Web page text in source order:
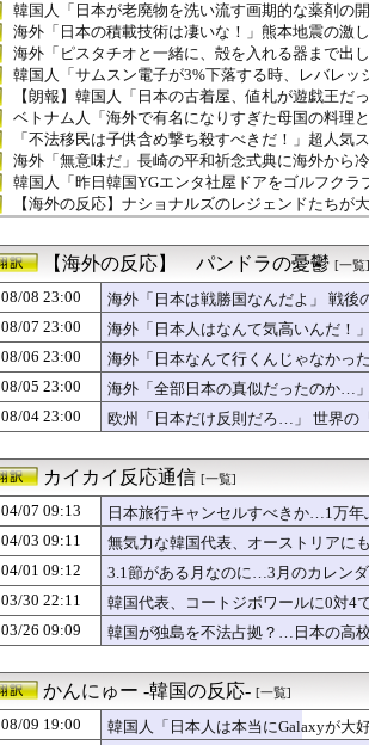
韓国人「日本が老廃物を洗い流す画期的な薬剤の
海外「日本の積載技術は凄いな！」熊本地震の激
海外「ピスタチオと一緒に、殻を入れる器まで出
韓国人「サムスン電子が3%下落する時、レバレ
【朗報】韓国人「日本の古着屋、値札が遊戯王だっ
ベトナム人「海外で有名になりすぎた母国の料理と
「不法移民は子供含め撃ち殺すべきだ！」超人気
海外「無意味だ」長崎の平和祈念式典に海外から
韓国人「昨日韓国YGエンタ社屋ドアをゴルフクラ
【海外の反応】ナショナルズのレジェンドたちが
アメリカの7月雇用者数が予想外の減少、労働市場
韓国人「日本人は本当にGalaxyが大好きなのに、
韓国人「またあの不正選挙？これは違う」→「選
村上宗隆の本塁打率にMLBファン騒然！←「ベー
【海外の反応】まさかの形でピッチクロック違反
韓国人「161キロを粉砕した…」村上宗隆が2試合
韓国人「一般的な日本人が考えていることがこ
韓国人「日本夏の甲子園で意外に今年から初めて
#韓国質問サイト 『なんで核を作るのにアメリカ
故チェ・ジンシルの娘チェ・ジュニ、祖母に関す
【衝撃】韓国人「日本のこの駅、電車が来る音がお
お盆に熊本の被災地に向かう日本人の崇高な精神
韓国人「韓国人が日本旅行で一番美味しいと感
北朝鮮がウクライナ戦争で大儲け！（海外の反応）
英国人「日本は公共の場での騒音がなくて清々し
【海外の反応】高市首相は円安の深刻さを理解で
韓国人「イ・ジェミョン政府とワンチーム」と主
韓国人「日本の村上宗隆、100マイルのシンカー
海外「最も幸運な歴史を歩んできた国ってどこだ
韓国人「日本がJリーグ開幕戦で記録した歴代最
韓国人「日本はNetflixでは韓国が大人気なのに、K
韓国人「開票終了まで気が気じゃない…平沢乙は3
【海外の反応】 パンドラの憂鬱 [一覧]
08/08 23:00
海外「日本は戦勝国なんだよ」 戦後
08/07 23:00
海外「日本人はなんて気高いんだ！
08/06 23:00
海外「日本なんて行くんじゃなかっ
08/05 23:00
海外「全部日本の真似だったのか…
08/04 23:00
欧州「日本だけ反則だろ…」 世界の
カイカイ反応通信 [一覧]
04/07 09:13
日本旅行キャンセルすべきか…1万
04/03 09:11
無気力な韓国代表、オーストリアに
04/01 09:12
3.1節がある月なのに…3月のカレン
03/30 22:11
韓国代表、コートジボワールに0対4
03/26 09:09
韓国が独島を不法占拠？…日本の高
かんにゅー -韓国の反応- [一覧]
08/09 19:00
韓国人「日本人は本当にGalaxyが大